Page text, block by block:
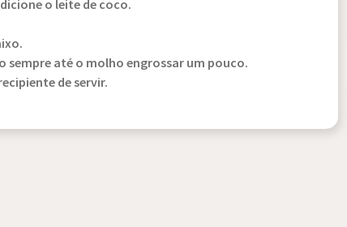
o leite de coco.
sempre até o molho engrossar um pouco.
de servir.